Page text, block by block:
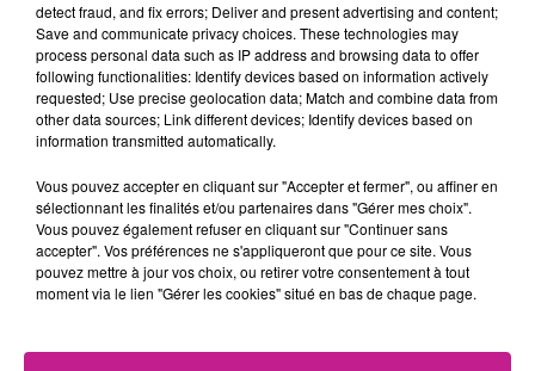
Réaliser un inventaire régulier pour anticiper les
approvisionnements.
Accueillir les clients, les conseiller et fournir le matériel
nécessaire.
Préparer les marchandises à livrer et assurer leur
Gérer les demandes d'approvisionnement et suivre leur bon
déroulement.
Contribuer à la remontée d'informations
Réceptionner les marchandises :
Vérifier la conformité des marchandises (quantité, qualité,
Déclarer les litiges en cas de non-conformité.
detect fraud, and fix errors; Deliver and present advertising and content;
Save and communicate privacy choices. These technologies may
process personal data such as IP address and browsing data to offer
following functionalities: Identify devices based on information actively
requested; Use precise geolocation data; Match and combine data from
other data sources; Link different devices; Identify devices based on
information transmitted automatically.
Vous pouvez accepter en cliquant sur "Accepter et fermer", ou affiner en
sélectionnant les finalités et/ou partenaires dans "Gérer mes choix".
Vous pouvez également refuser en cliquant sur "Continuer sans
accepter". Vos préférences ne s'appliqueront que pour ce site. Vous
pouvez mettre à jour vos choix, ou retirer votre consentement à tout
moment via le lien "Gérer les cookies" situé en bas de chaque page.